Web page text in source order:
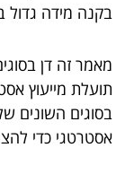
בקנה מידה גדול
מאמר זה דן
תועלת מייעוץ
בסוגים השונים
אסטרטגי כדי